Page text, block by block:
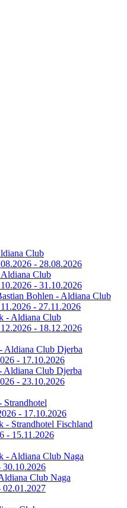
Club
- 28.08.2026
Aldiana Club
- 31.10.2026
Bohlen - Aldiana Club
- 27.11.2026
- Aldiana Club
- 18.12.2026
Aldiana Club Djerba
- 17.10.2026
Aldiana Club Djerba
- 23.10.2026
Strandhotel
- 17.10.2026
- Strandhotel Fischland
- 15.11.2026
- Aldiana Club Naga
30.10.2026
Club Naga
02.01.2027